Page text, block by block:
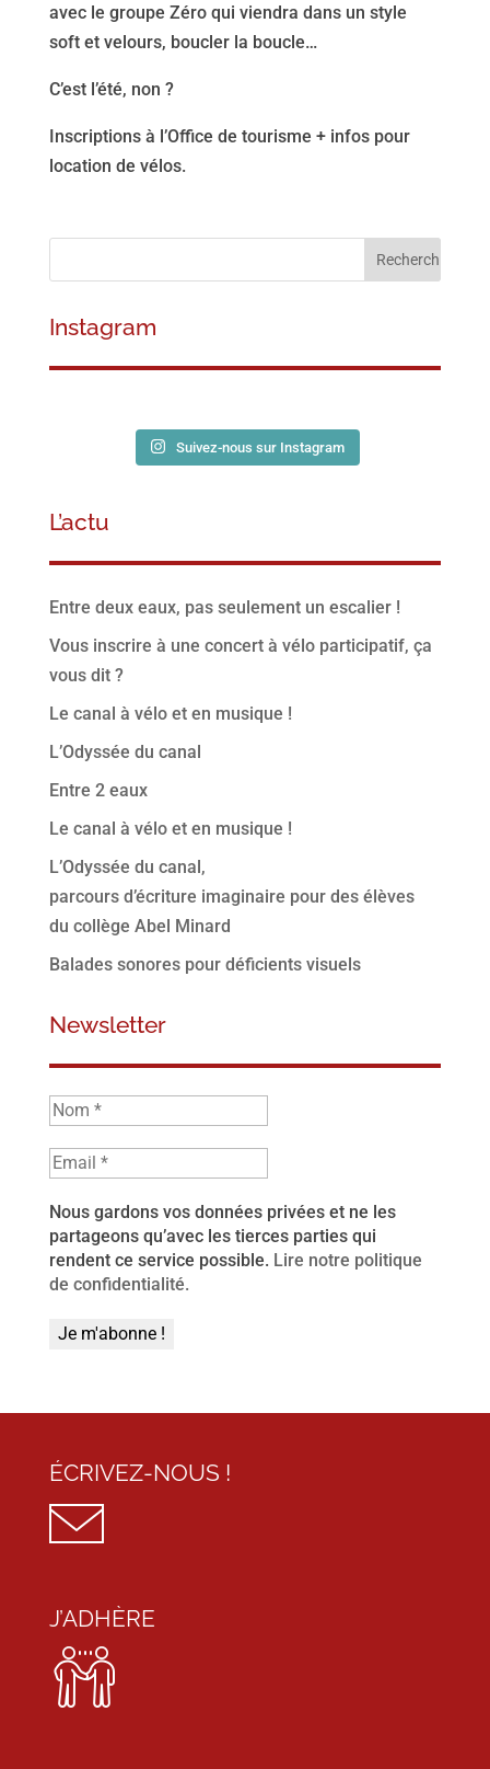
avec le groupe Zéro qui viendra dans un style
soft et velours, boucler la boucle…
C’est l’été, non ?
Inscriptions à l’Office de tourisme + infos pour
location de vélos.
Instagram
Suivez-nous sur Instagram
L’actu
Entre deux eaux, pas seulement un escalier !
Vous inscrire à une concert à vélo participatif, ça
vous dit ?
Le canal à vélo et en musique !
L’Odyssée du canal
Entre 2 eaux
Le canal à vélo et en musique !
L’Odyssée du canal,
parcours d’écriture imaginaire pour des élèves
du collège Abel Minard
Balades sonores pour déficients visuels
Newsletter
Nous gardons vos données privées et ne les
partageons qu’avec les tierces parties qui
rendent ce service possible. Lire notre politique
de confidentialité.
ÉCRIVEZ-NOUS !
J’ADHÈRE